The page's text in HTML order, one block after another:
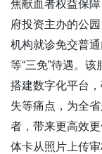
焦献血者权益保
府投资主办的公
机构就诊免交普
等“三免”待遇。
搭建数字化平台
失等痛点，为全
者，带来更高效
体卡从照片上传